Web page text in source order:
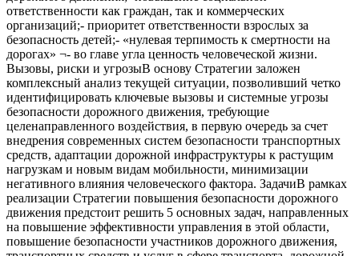
ответственности как граждан, так и коммерческих
организаций;- приоритет ответственности взрослых за
безопасность детей;- «нулевая терпимость к смертности на
дорогах» ¬- во главе угла ценность человеческой жизни.
Вызовы, риски и угрозыВ основу Стратегии заложен
комплексный анализ текущей ситуации, позволивший четко
идентифицировать ключевые вызовы и системные угрозы
безопасности дорожного движения, требующие
целенаправленного воздействия, в первую очередь за счет
внедрения современных систем безопасности транспортных
средств, адаптации дорожной инфраструктуры к растущим
нагрузкам и новым видам мобильности, минимизации
негативного влияния человеческого фактора. ЗадачиВ рамках
реализации Стратегии повышения безопасности дорожного
движения предстоит решить 5 основных задач, направленных
на повышение эффективности управления в этой области,
повышение безопасности участников дорожного движения,